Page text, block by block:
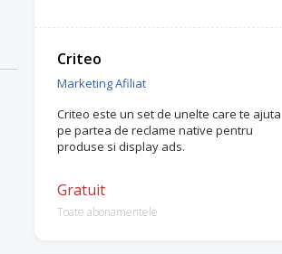
Criteo
Marketing Afiliat
Criteo este un set de unelte care te ajuta
pe partea de reclame native pentru
produse si display ads.
Gratuit
Toate abonamentele